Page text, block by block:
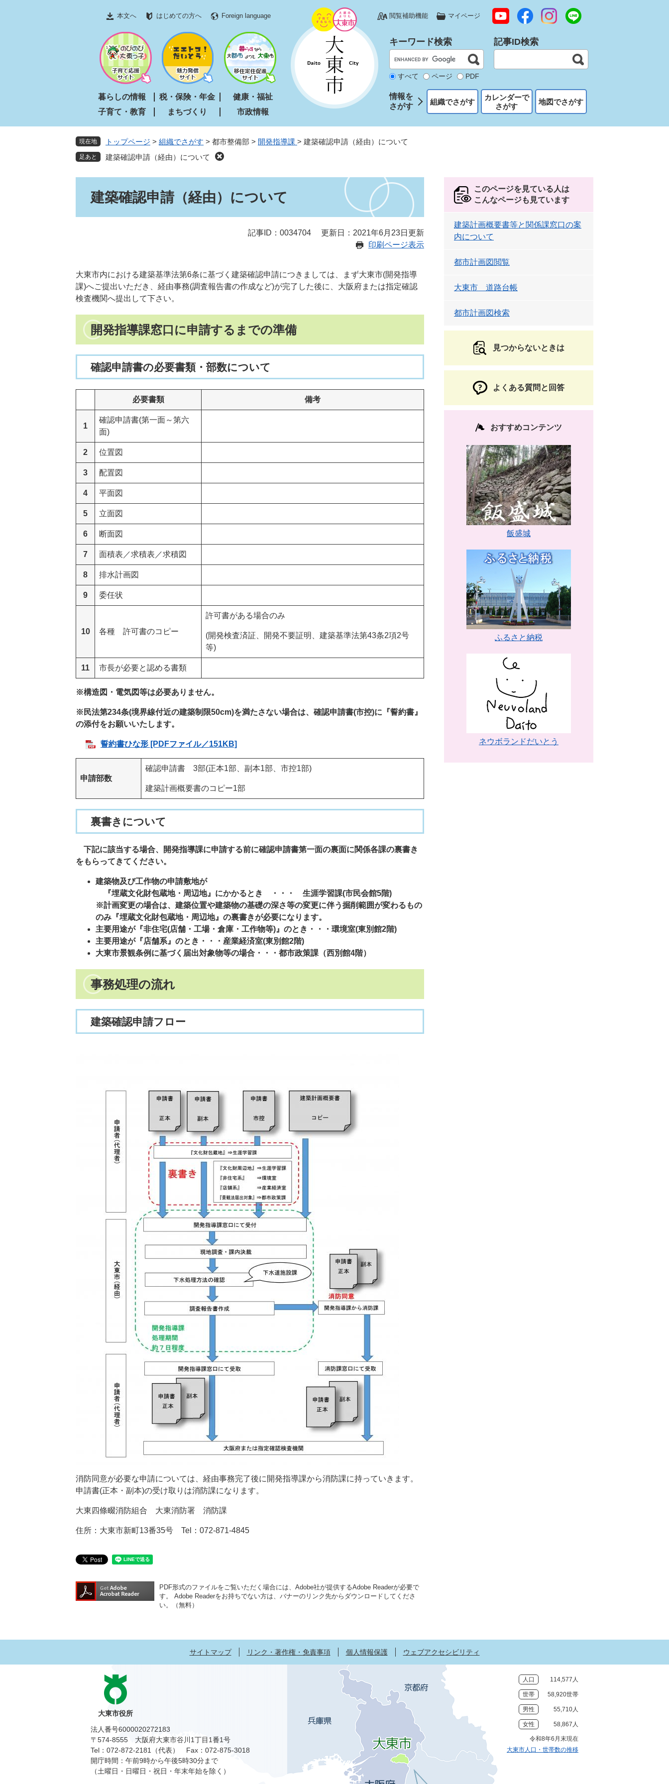
文
本文へ はじめての方へ Foreign language 閲覧補助機能 マイページ
暮らしの情報 税・保険・年金
健康・福祉
子育て・教育
まちづくり 市政情報
キーワード検索
すべて ページ PDF
記事ID検索
情報を
さがす
組織でさがす
カレンダーで
さがす
地図でさがす
現在地 トップページ > 組織でさがす > 都市整備部 > 開発指導課 > 建築確認申請（経由）について
建築確認申請（経由）について
建築確認申請（経由）について
記事ID：0034704
更新日：2021年6月23日更新
印刷ページ表示
大東市内における建築基準法第6条に基づく建築確認申請につきましては、まず大東市(開発指導
課)へご提出いただき、経由事務(調査報告書の作成など)が完了した後に、大阪府または指定確認
検査機関へ提出して下さい。
開発指導課窓口に申請するまでの準備
確認申請書の必要書類・部数について
必要書類 備考
1
確認申請書(第一面～第六
面)
2 位置図
3 配置図
4 平面図
5 立面図
6 断面図
7 面積表／求積表／求積図
8 排水計画図
9 委任状
10 各種 許可書のコピー
許可書がある場合のみ
(開発検査済証、開発不要証明、建築基準法第43条2項2号
等)
11 市長が必要と認める書類
※構造図・電気図等は必要ありません。
※民法第234条(境界線付近の建築制限50cm)を満たさない場合は、確認申請書(市控)に『誓約書』
の添付をお願いいたします。
誓約書ひな形 [PDFファイル／151KB]
申請部数
確認申請書 3部(正本1部、副本1部、市控1部)
建築計画概要書のコピー1部
裏書きについて
下記に該当する場合、開発指導課に申請する前に確認申請書第一面の裏面に関係各課の裏書き
をもらってきてください。
建築物及び工作物の申請敷地が
『埋蔵文化財包蔵地・周辺地』にかかるとき
・・・ 生涯学習課(市民会館5階)
※計画変更の場合は、建築位置や建築物の基礎の深さ等の変更に伴う掘削範囲が変わるもの
のみ 『埋蔵文化財包蔵地・周辺地』の裏書きが必要になります。
主要用途が『非住宅(店舗・工場・倉庫・工作物等)』のとき・・・環境室(東別館2階)
主要用途が『店舗系』のとき・・・産業経済室(東別館2階)
大東市景観条例に基づく届出対象物等の場合・・・都市政策課（西別館4階）
事務処理の流れ
建築確認申請フロー
消防同意が必要な申請については、経由事務完了後に開発指導課から消防課に持っていきます。
申請書(正本・副本)の受け取りは消防課になります。
大東四條畷消防組合 大東消防署 消防課
住所：大東市新町13番35号 Tel：072-871-4845
PDF形式のファイルをご覧いただく場合には、Adobe社が提供するAdobe Readerが必要で
す。
Adobe Readerをお持ちでない方は、バナーのリンク先からダウンロードしてくださ
い。（無料）
このページを見ている人は
こんなページも見ています
建築計画概要書等と関係課窓口の案
内について
都市計画図閲覧
大東市 道路台帳
都市計画図検索
見つからないときは
よくある質問と回答
おすすめコンテンツ
飯盛城
ふるさと納税
ネウボランドだいとう
サイトマップ リンク・著作権・免責事項 個人情報保護 ウェブアクセシビリティ
人口 114,577人
世帯 58,920世帯
男性 55,710人
女性 58,867人
令和8年6月末現在
大東市人口・世帯数の推移
大東市役所
法人番号6000020272183
〒574-8555 大阪府大東市谷川1丁目1番1号
Tel：072-872-2181（代表）
Fax：072-875-3018
開庁時間：午前9時から午後5時30分まで
（土曜日・日曜日・祝日・年末年始を除く）